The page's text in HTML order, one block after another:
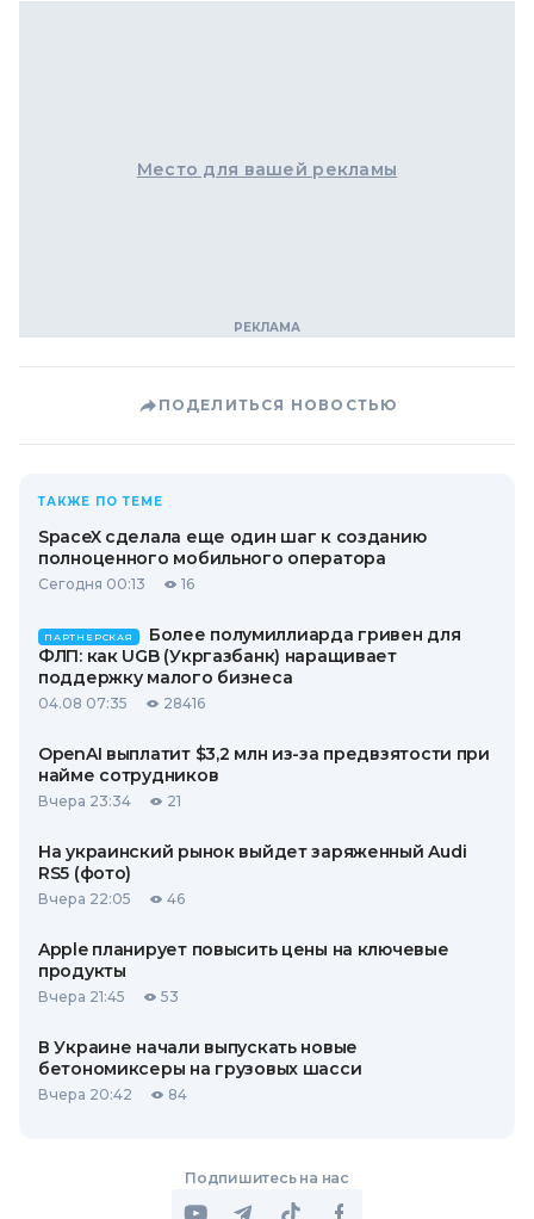
Место для вашей рекламы
ПОДЕЛИТЬСЯ НОВОСТЬЮ
ТАКЖЕ ПО ТЕМЕ
SpaceX сделала еще один шаг к созданию
полноценного мобильного оператора
Сегодня 00:13 16
ПАРТНЕРСКАЯ
Более полумиллиарда гривен для
ФЛП: как UGB (Укргазбанк) наращивает
поддержку малого бизнеса
04.08 07:35 28416
OpenAI выплатит $3,2 млн из-за предвзятости при
найме сотрудников
Вчера 23:34 21
На украинский рынок выйдет заряженный Audi
RS5 (фото)
Вчера 22:05 46
Apple планирует повысить цены на ключевые
продукты
Вчера 21:45 53
В Украине начали выпускать новые
бетономиксеры на грузовых шасси
Вчера 20:42 84
Подпишитесь на нас